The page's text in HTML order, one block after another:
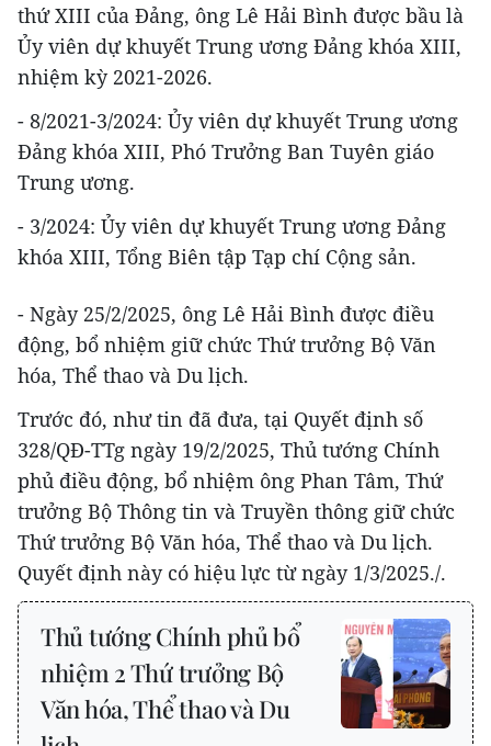
thứ XIII của Đảng, ông Lê Hải Bình được bầu là
Ủy viên dự khuyết Trung ương Đảng khóa XIII,
nhiệm kỳ 2021-2026.
- 8/2021-3/2024: Ủy viên dự khuyết Trung ương
Đảng khóa XIII, Phó Trưởng Ban Tuyên giáo
Trung ương.
- 3/2024: Ủy viên dự khuyết Trung ương Đảng
khóa XIII, Tổng Biên tập Tạp chí Cộng sản.
- Ngày 25/2/2025, ông Lê Hải Bình được điều
động, bổ nhiệm giữ chức Thứ trưởng Bộ Văn
hóa, Thể thao và Du lịch.
Trước đó, như tin đã đưa, tại Quyết định số
328/QĐ-TTg ngày 19/2/2025, Thủ tướng Chính
phủ điều động, bổ nhiệm ông Phan Tâm, Thứ
trưởng Bộ Thông tin và Truyền thông giữ chức
Thứ trưởng Bộ Văn hóa, Thể thao và Du lịch.
Quyết định này có hiệu lực từ ngày 1/3/2025./.
Thủ tướng Chính phủ bổ
nhiệm 2 Thứ trưởng Bộ
Văn hóa, Thể thao và Du